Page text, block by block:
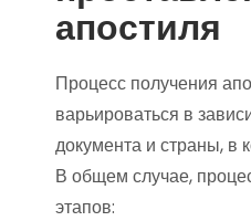
апостиля
Процесс получения
варьироваться в
документа и страны, в
В общем случае,
этапов: